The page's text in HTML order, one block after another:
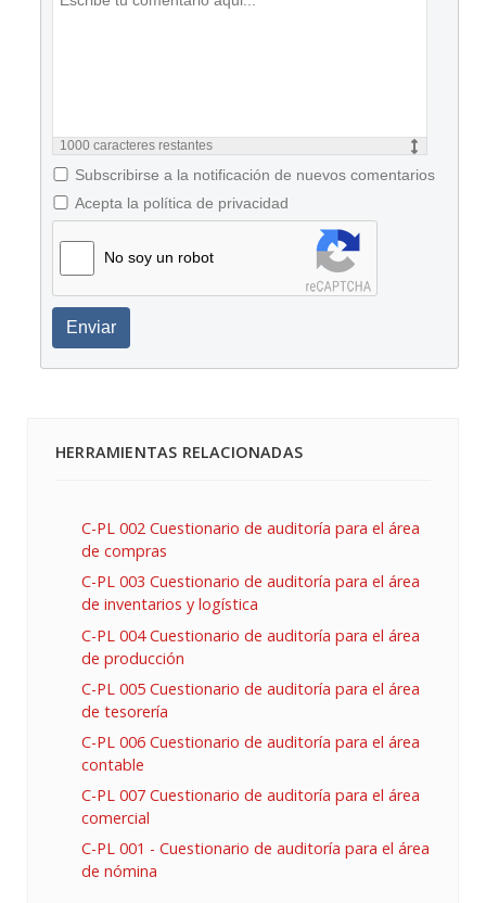
1000 caracteres restantes
Subscribirse a la notificación de nuevos comentarios
Acepta la política de privacidad
No soy un robot
Enviar
HERRAMIENTAS RELACIONADAS
C-PL 002 Cuestionario de auditoría para el área
de compras
C-PL 003 Cuestionario de auditoría para el área
de inventarios y logística
C-PL 004 Cuestionario de auditoría para el área
de producción
C-PL 005 Cuestionario de auditoría para el área
de tesorería
C-PL 006 Cuestionario de auditoría para el área
contable
C-PL 007 Cuestionario de auditoría para el área
comercial
C-PL 001 - Cuestionario de auditoría para el área
de nómina